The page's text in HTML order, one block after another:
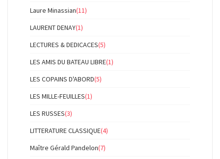
Laure Minassian(11)
LAURENT DENAY(1)
LECTURES & DEDICACES(5)
LES AMIS DU BATEAU LIBRE(1)
LES COPAINS D'ABORD(5)
LES MILLE-FEUILLES(1)
LES RUSSES(3)
LITTERATURE CLASSIQUE(4)
Maître Gérald Pandelon(7)